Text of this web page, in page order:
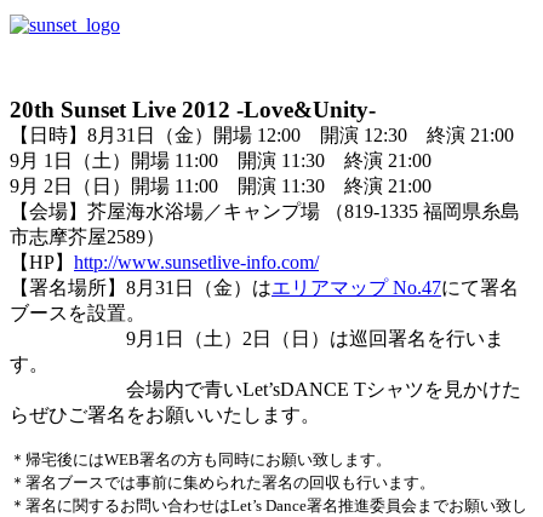
20th Sunset Live 2012 -Love&Unity-
【日時】8月31日（金）開場 12:00 開演 12:30 終演 21:00
9月 1日（土）開場 11:00 開演 11:30 終演 21:00
9月 2日（日）開場 11:00 開演 11:30 終演 21:00
【会場】芥屋海水浴場／キャンプ場 （819-1335 福岡県糸島
市志摩芥屋2589）
【HP】 http://www.sunsetlive-info.com/
【署名場所】8月31日（金）はエリアマップ No.47にて署名
ブースを設置。
9月1日（土）2日（日）は巡回署名を行いま
す。
会場内で青いLet’sDANCE Tシャツを見かけた
らぜひご署名をお願いいたします。
＊帰宅後にはWEB署名の方も同時にお願い致します。
＊署名ブースでは事前に集められた署名の回収も行います。
＊署名に関するお問い合わせはLet’s Dance署名推進委員会までお願い致し